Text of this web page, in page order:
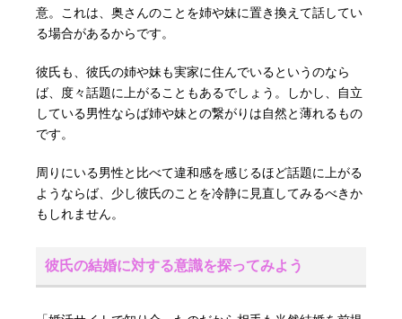
意。これは、奥さんのことを姉や妹に置き換えて話してい
る場合があるからです。
彼氏も、彼氏の姉や妹も実家に住んでいるというのなら
ば、度々話題に上がることもあるでしょう。しかし、自立
している男性ならば姉や妹との繋がりは自然と薄れるもの
です。
周りにいる男性と比べて違和感を感じるほど話題に上がる
ようならば、少し彼氏のことを冷静に見直してみるべきか
もしれません。
彼氏の結婚に対する意識を探ってみよう